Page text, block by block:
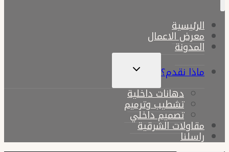
الرئيسية
معرض الاعمال
المدونة
ماذا نقدم؟
تبديل
الفرعيةدهانات داخلية
تشطيب وترميم
تصميم داخلي
مقاولات الشرقية
راسلنا